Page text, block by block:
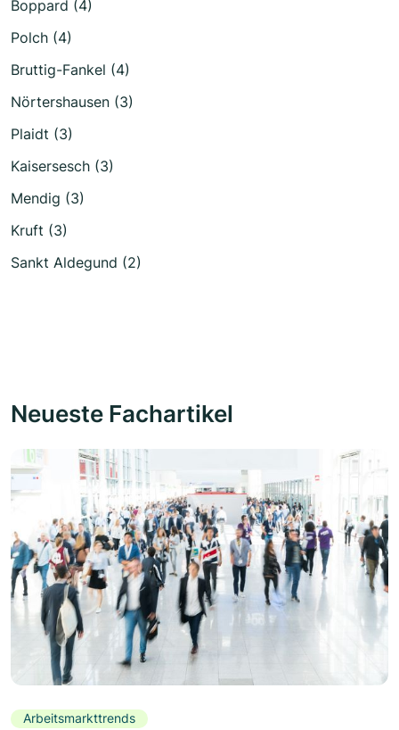
Boppard (4)
Polch (4)
Bruttig-Fankel (4)
Nörtershausen (3)
Plaidt (3)
Kaisersesch (3)
Mendig (3)
Kruft (3)
Sankt Aldegund (2)
Neueste Fachartikel
Arbeitsmarkttrends